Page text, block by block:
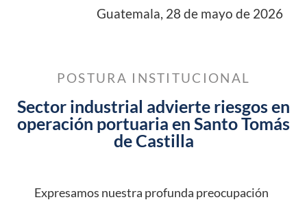
Guatemala, 28 de mayo de 2026
POSTURA INSTITUCIONAL
Sector industrial advierte riesgos en
operación portuaria en Santo Tomás
de Castilla
Expresamos nuestra profunda preocupación